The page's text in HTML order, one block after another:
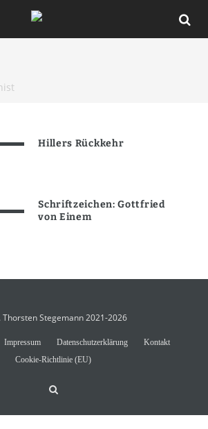
Hillers Rückkehr
Schriftzeichen: Gottfried
von Einem
Stegemann 2021-2026
Impressum Datenschutzerklärung
Kontakt
Cookie-Richtlinie (EU)